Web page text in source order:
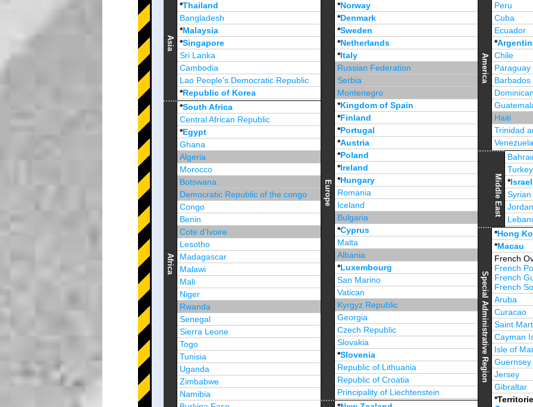
Asia
*Thailand
Bangladesh
*Malaysia
*Singapore
Sri Lanka
Cambodia
Lao People's Democratic Republic
*Republic of Korea
Brunei Darussalam
Africa
*South Africa
Central African Republic
*Egypt
Ghana
Algeria
Morocco
Botswana
Democratic Republic of the congo
Congo
Benin
Cote d'Ivoire
Lesotho
Madagascar
Malawi
Mali
Niger
Rwanda
Senegal
Sierra Leone
Togo
Tunisia
Uganda
Zimbabwe
Namibia
Europe
*Norway
*Denmark
*Sweden
*Netherlands
*Italy
Russian Federation
Serbia
Montenegro
*Kingdom of Spain
*Finland
*Portugal
*Austria
*Poland
*Ireland
*Hungary
Romania
Iceland
Bulgaria
*Cyprus
Malta
Albania
*Luxembourg
San Marino
Vatican
Kyrgyz Republic
Georgia
Czech Republic
Slovakia
*Slovenia
Republic of Lithuania
Republic of Croatia
Principality of Liechtenstein
*Republic of Estonia
America
Peru
Cuba
Ecuador
*
Chile
Paraguay
Barbados
Haiti
Trinidad
Jamaica
Middle East
Turkey
*Israel
*
Special Administrative Region
*Hong
*Macau
French
French
French
French
Aruba
Curacao
Saint
Cayman
Isle of
Guernsey
Jersey
Gibraltar